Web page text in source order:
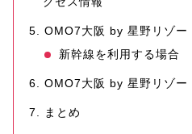
OMO7大阪 by 星野リゾー
新幹線を利用する場合
OMO7大阪 by 星野リゾー
まとめ